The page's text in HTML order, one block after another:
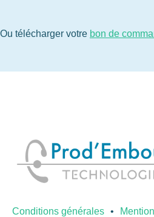
Ou télécharger votre bon de
Conditions générales